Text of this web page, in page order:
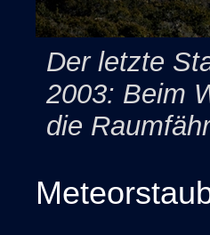
Der letzte
2003: Beim
die